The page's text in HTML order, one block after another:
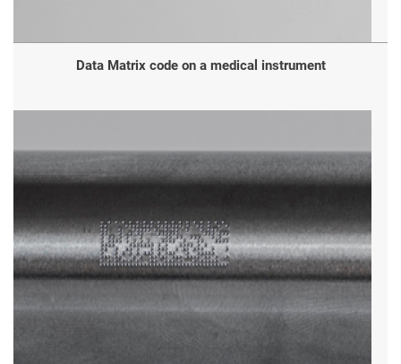
Data Matrix code on a medical instrument